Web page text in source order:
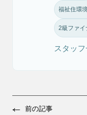
福祉住環
2級ファイ
スタッ
前の記事